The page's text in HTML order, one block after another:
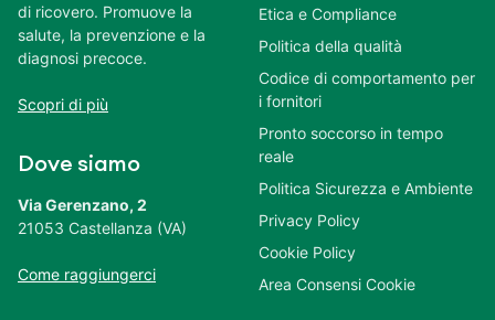
di ricovero. Promuove la
salute, la prevenzione e la
diagnosi precoce.
Scopri di più
Dove siamo
Via Gerenzano, 2
21053 Castellanza (VA)
Come raggiungerci
Etica e Compliance
Politica della qualità
Codice di comportamento per
i fornitori
Pronto soccorso in tempo
reale
Politica Sicurezza e Ambiente
Privacy Policy
Cookie Policy
Area Consensi Cookie